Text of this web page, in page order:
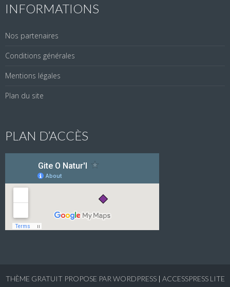
INFORMATIONS
Nos partenaires
Conditions générales
Mentions légales
Plan du site
PLAN D’ACCÈS
THÈME GRATUIT PROPOSE PAR WORDPRESS | ACCESSPRESS LITE